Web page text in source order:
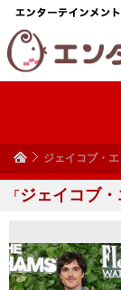
ジェイコブ・
「ジェイコブ